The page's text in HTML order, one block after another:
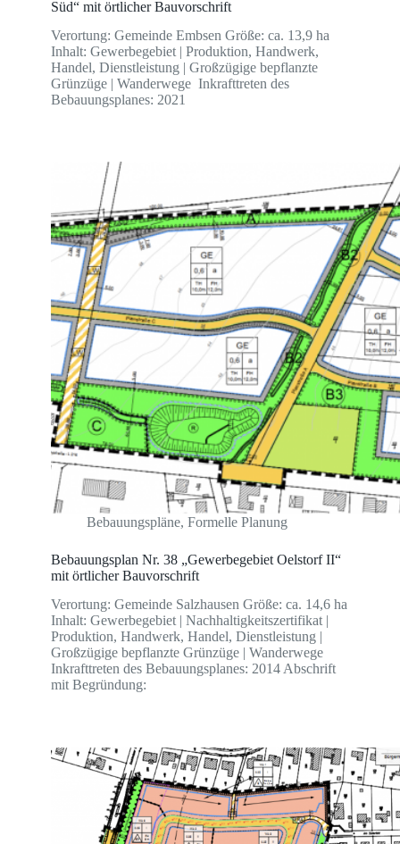
Süd“ mit örtlicher Bauvorschrift
Verortung: Gemeinde Embsen Größe: ca. 13,9 ha
Inhalt: Gewerbegebiet | Produktion, Handwerk,
Handel, Dienstleistung | Großzügige bepflanzte
Grünzüge | Wanderwege Inkrafttreten des
Bebauungsplanes: 2021
Bebauungspläne, Formelle Planung
Bebauungsplan Nr. 38 „Gewerbegebiet Oelstorf II“
mit örtlicher Bauvorschrift
Verortung: Gemeinde Salzhausen Größe: ca. 14,6 ha
Inhalt: Gewerbegebiet | Nachhaltigkeitszertifikat |
Produktion, Handwerk, Handel, Dienstleistung |
Großzügige bepflanzte Grünzüge | Wanderwege
Inkrafttreten des Bebauungsplanes: 2014 Abschrift
mit Begründung: